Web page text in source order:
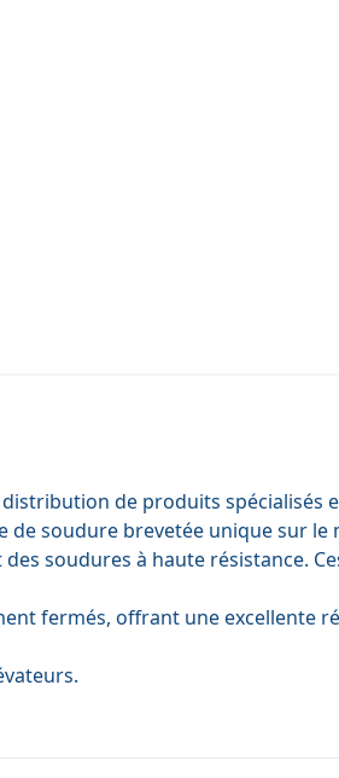
de produits spécialisés
soudure brevetée unique sur le
soudures à haute résistance.
fermés, offrant une excellente